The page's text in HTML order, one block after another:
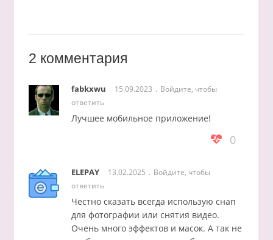
2 комментария
fabkxwu 15.09.2023
Войдите, чтобы
ответить
Лучшее мобильное приложение!
0
ELEPAY 13.02.2025
Войдите, чтобы
ответить
Честно сказать всегда использую снап
для фотографии или снятия видео.
Очень много эффектов и масок. А так не